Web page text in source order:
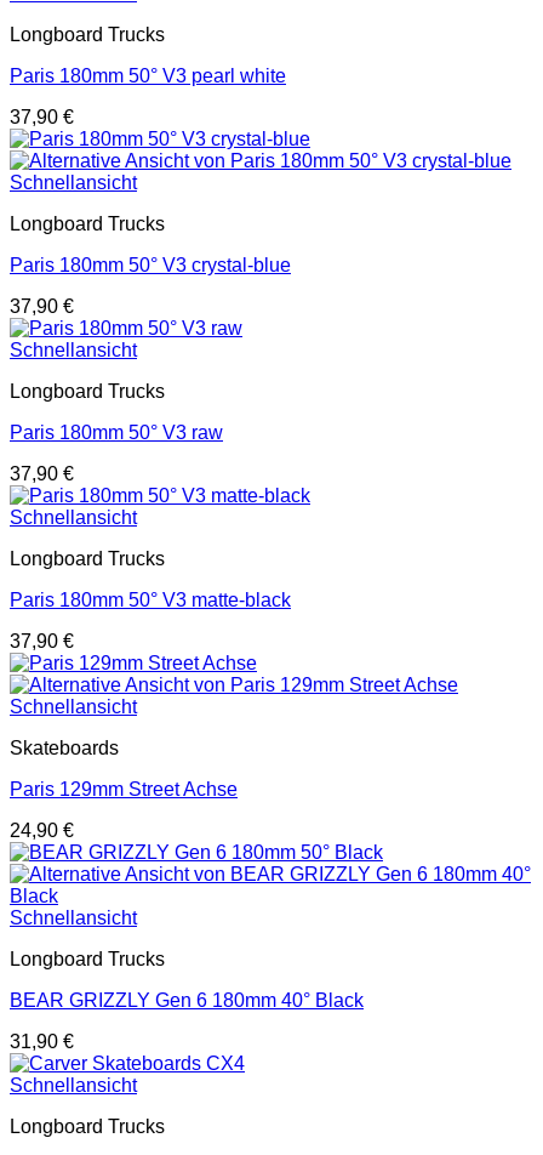
Longboard Trucks
Paris 180mm 50° V3 pearl white
37,90 €
Schnellansicht
Longboard Trucks
Paris 180mm 50° V3 crystal-blue
37,90 €
Schnellansicht
Longboard Trucks
Paris 180mm 50° V3 raw
37,90 €
Schnellansicht
Longboard Trucks
Paris 180mm 50° V3 matte-black
37,90 €
Schnellansicht
Skateboards
Paris 129mm Street Achse
24,90 €
Schnellansicht
Longboard Trucks
BEAR GRIZZLY Gen 6 180mm 40° Black
31,90 €
Schnellansicht
Longboard Trucks